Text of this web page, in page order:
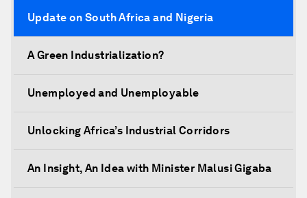
Update on South Africa and Nigeria
A Green Industrialization?
Unemployed and Unemployable
Unlocking Africa’s Industrial Corridors
An Insight, An Idea with Minister Malusi Gigaba